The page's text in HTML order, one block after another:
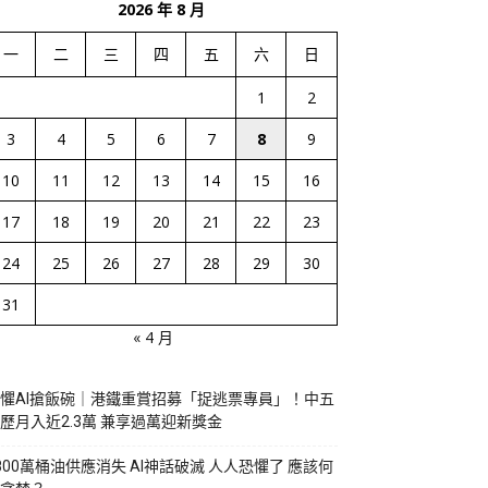
2026 年 8 月
一 二 三 四 五 六 日
1
2
3
4 5 6 7 8
9
10
11 12 13 14 15
16
17
18 19 20 21 22
23
24
25 26 27 28 29
30
31
« 4 月
AI搶飯碗｜港鐵重賞招募「捉逃票專員」！中五
月入近2.3萬 兼享過萬迎新獎金
萬桶油供應消失 AI神話破滅 人人恐懼了 應該何